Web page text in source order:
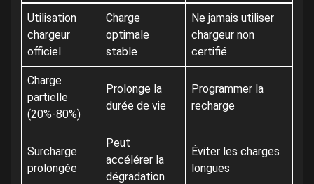
Utilisation
chargeur
officiel
Charge
optimale
stable
Ne jamais utiliser
chargeur non
certifié
Charge
partielle
(20%-80%)
Prolonge la
durée de vie
Programmer la
recharge
Surcharge
prolongée
Peut
accélérer la
dégradation
Éviter les charges
longues